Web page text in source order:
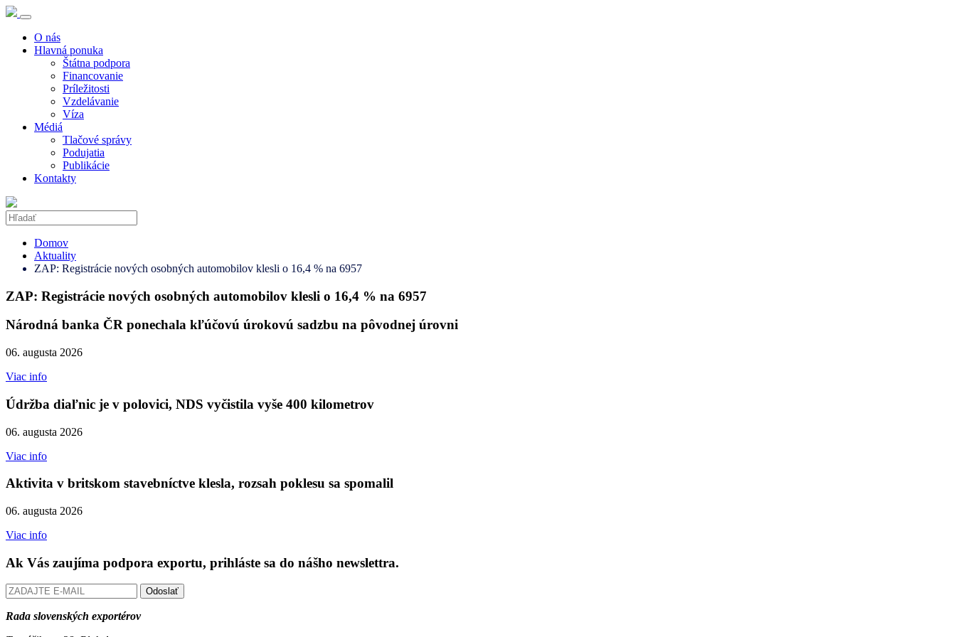
O nás
Hlavná ponuka
Štátna podpora
Financovanie
Príležitosti
Vzdelávanie
Víza
Médiá
Tlačové správy
Podujatia
Publikácie
Kontakty
Domov
Aktuality
ZAP: Registrácie nových osobných automobilov klesli o 16,4 % na 6957
ZAP: Registrácie nových osobných automobilov klesli o 16,4 % na 6957
Národná banka ČR ponechala kľúčovú úrokovú sadzbu na pôvodnej úrovni
06. augusta 2026
Viac info
Údržba diaľnic je v polovici, NDS vyčistila vyše 400 kilometrov
06. augusta 2026
Viac info
Aktivita v britskom stavebníctve klesla, rozsah poklesu sa spomalil
06. augusta 2026
Viac info
Ak Vás zaujíma podpora exportu, prihláste sa do nášho newslettra.
Odoslať
Rada slovenských exportérov